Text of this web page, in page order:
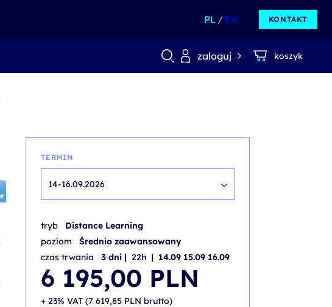
PL EN KONTAKT
zaloguj koszyk
TERMIN
14-16.09.2026
tryb
Distance Learning
poziom
Średnio zaawansowany
czas trwania
3 dni | 22h | 14.09 15.09 16.09
6 195,00 PLN
+ 23% VAT (7 619,85 PLN brutto)